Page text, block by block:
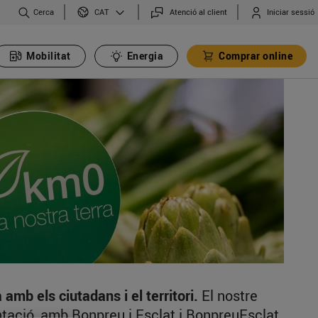
Cerca CAT Atenció al client Iniciar sessió
Mobilitat Energia Comprar online
amb els ciutadans i el territori. El nostre